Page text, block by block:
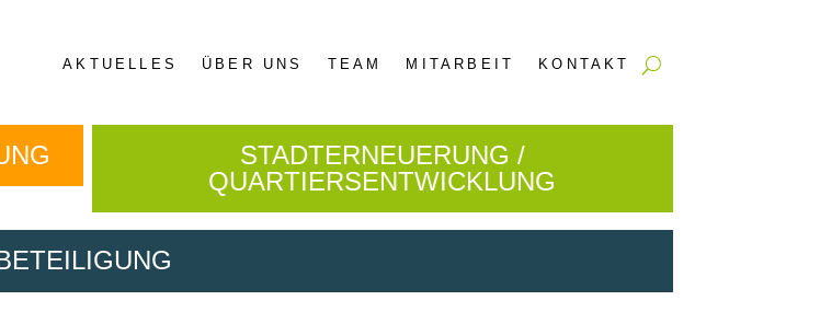
AKTUELLES ÜBER UNS TEAM MITARBEIT KONTAKT
STADTERNEUERUNG /
QUARTIERSENTWICKLUNG